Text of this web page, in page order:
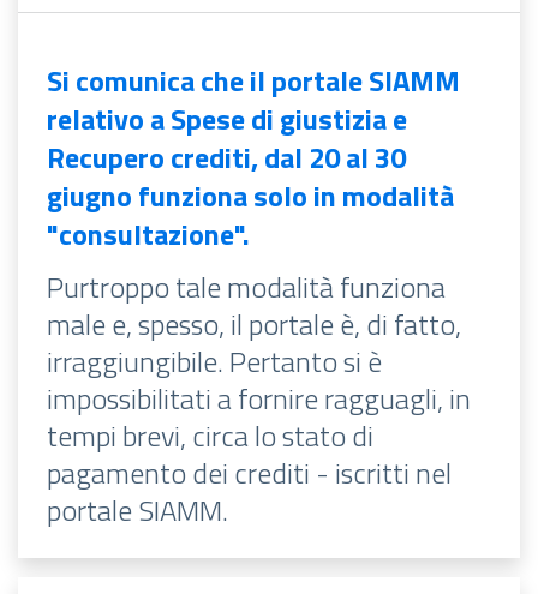
Si comunica che il portale SIAMM
relativo a Spese di giustizia e
Recupero crediti, dal 20 al 30
giugno funziona solo in modalità
"consultazione".
Purtroppo tale modalità funziona
male e, spesso, il portale è, di fatto,
irraggiungibile. Pertanto si è
impossibilitati a fornire ragguagli, in
tempi brevi, circa lo stato di
pagamento dei crediti - iscritti nel
portale SIAMM.